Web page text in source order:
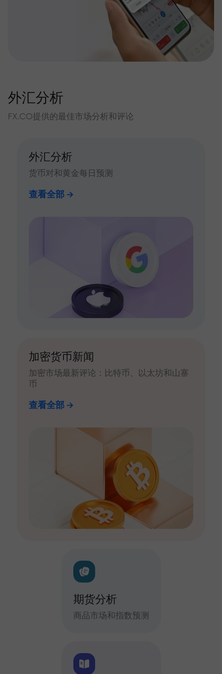
外汇分析
FX.CO提供的最佳市场分析和评论
外汇分析
货币对和黄金每日预测
查看全部
加密货币新闻
加密市场最新评论：比特币、以太坊和山寨
币
查看全部
期货分析
商品市场和指数预测